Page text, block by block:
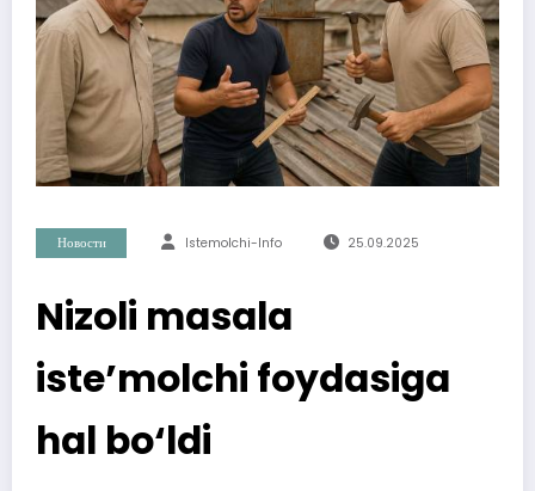
Новости Istemolchi-Info 25.09.2025
Nizoli masala
iste’molchi foydasiga
hal bo‘ldi